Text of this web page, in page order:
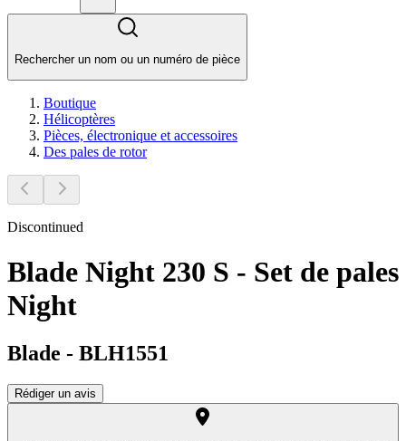
Rechercher un nom ou un numéro de pièce
Boutique
Hélicoptères
Pièces, électronique et accessoires
Des pales de rotor
Discontinued
Blade Night 230 S - Set de pales
Night
Blade - BLH1551
Rédiger un avis